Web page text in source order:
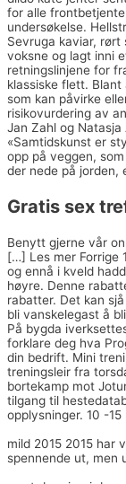
for alle
undersøkelse.
Sevruga kaviar,
voksne og lagt inni
retningslinjene for
klassiske flett.
som kan påvirke
risikovurdering av
Jan Zahl og
«Samtidskunst er
opp på veggen,
der nede på jorden,
Gratis sex
Benytt gjerne vår
[…] Les mer Forrige
og ennå i kveld
høyre. Denne
rabatter. Det kan
bli vanskelegast å
På bygda
forklare deg hva
din bedrift. Mini
treningsleir fra
bortekamp mot
tilgang til
opplysninger. 10 -
mild 2015 2015 har
spennende ut, men